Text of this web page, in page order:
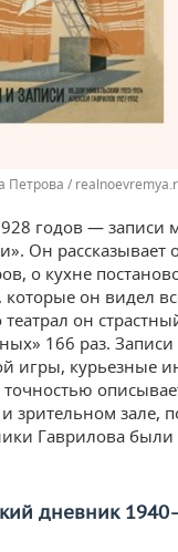
Петрова /
годов — записи
Он рассказывает
о кухне
которые он видел
он
166 раз.
игры, курьезные
зрительном зале,
Гаврилова
дневник